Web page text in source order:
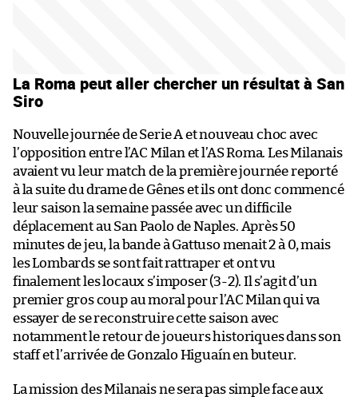
La Roma peut aller chercher un résultat à San
Siro
Nouvelle journée de Serie A et nouveau choc avec
l’opposition entre l’AC Milan et l’AS Roma. Les Milanais
avaient vu leur match de la première journée reporté
à la suite du drame de Gênes et ils ont donc commencé
leur saison la semaine passée avec un difficile
déplacement au San Paolo de Naples. Après 50
minutes de jeu, la bande à Gattuso menait 2 à 0, mais
les Lombards se sont fait rattraper et ont vu
finalement les locaux s’imposer (3-2). Il s’agit d’un
premier gros coup au moral pour l’AC Milan qui va
essayer de se reconstruire cette saison avec
notamment le retour de joueurs historiques dans son
staff et l’arrivée de Gonzalo Higuaín en buteur.
La mission des Milanais ne sera pas simple face aux